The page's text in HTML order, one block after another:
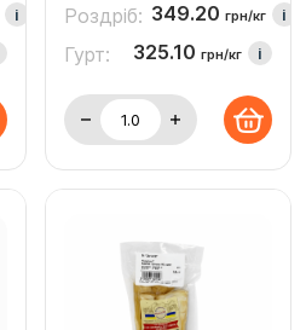
i Роздріб: 349.20 грн/кг i
Гурт: 325.10 грн/кг i